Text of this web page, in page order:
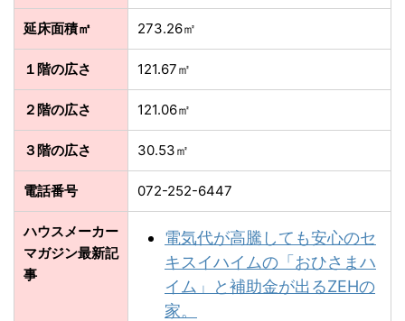
延床面積㎡ 273.26㎡
１階の広さ 121.67㎡
２階の広さ 121.06㎡
３階の広さ 30.53㎡
電話番号 072-252-6447
ハウスメーカー
マガジン最新記
事
電気代が高騰しても安心のセ
キスイハイムの「おひさまハ
イム」と補助金が出るZEHの
家。